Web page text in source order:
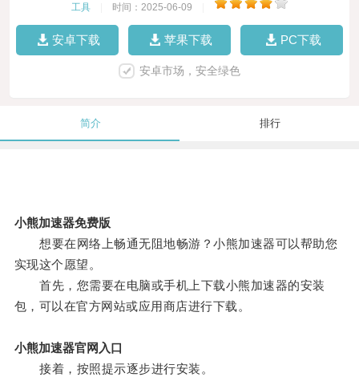
工具 时间：2025-06-09
安卓下载 苹果下载 PC下载
安卓市场，安全绿色
简介 排行
小熊加速器免费版
想要在网络上畅通无阻地畅游？小熊加速器可以帮助您
实现这个愿望。
首先，您需要在电脑或手机上下载小熊加速器的安装
包，可以在官方网站或应用商店进行下载。
小熊加速器官网入口
接着，按照提示逐步进行安装。